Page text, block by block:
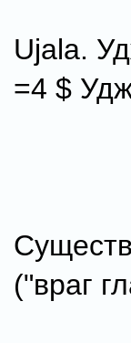
Ujala.
=4 $
("враг